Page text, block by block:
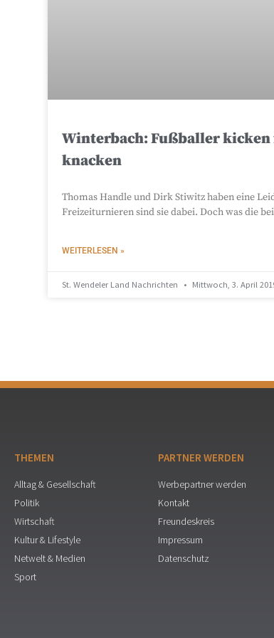
Winterbach: Fußballer
knacken
Thomas Handle und Dirk Stiwitz haben eine
Freizeiturnieren sind sie dabei. Doch was die
WEITERLESEN »
St. Wendeler Land Nachrichten Mittwoch, 3. April
THEMEN
Alltag & Gesellschaft
Politik
Wirtschaft
Kultur & Lifestyle
Netwelt & Medien
Sport
PARTNER WERDEN
Werbepartner werden
Kontakt
Freundeskreis
Impressum
Datenschutz